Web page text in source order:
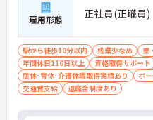
雇用形態 正社員(正職員)
駅から徒歩10分以内 残業少なめ 寮
年間休日110日以上
資格取得サポート
産休･育休･介護休暇取得実績あり
ボ
交通費支給
退職金制度あり